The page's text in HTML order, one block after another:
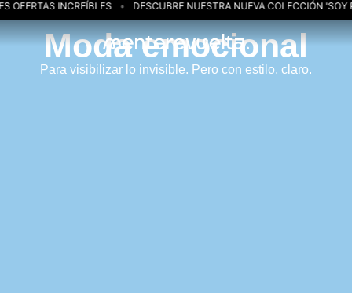
INCREÍBLES DESCUBRE NUESTRA NUEVA COLECCIÓN 'SOY
Moda emocional
Para visibilizar lo invisible. Pero con estilo, claro.